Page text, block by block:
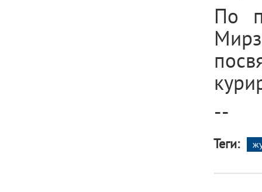
По
--
Теги: